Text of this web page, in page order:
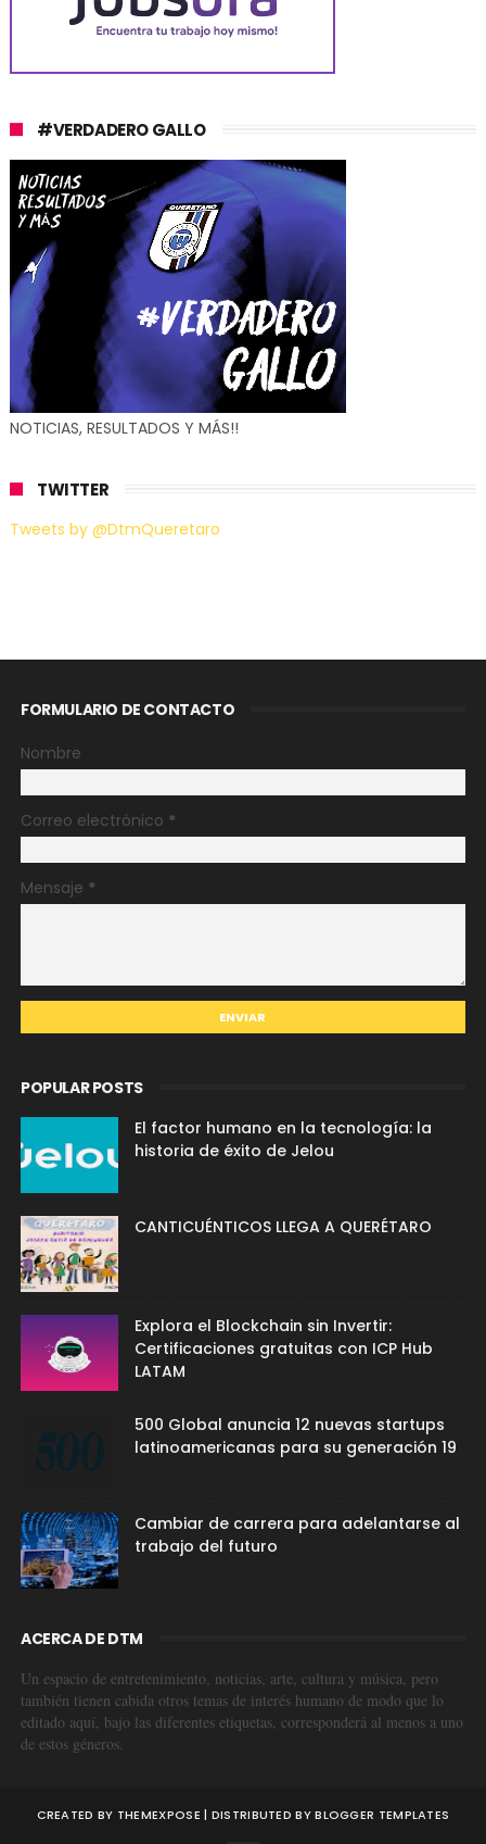
#VERDADERO GALLO
NOTICIAS, RESULTADOS Y MÁS!!
TWITTER
Tweets by @DtmQueretaro
FORMULARIO DE CONTACTO
Nombre
Correo electrónico *
Mensaje *
POPULAR POSTS
El factor humano en la tecnología: la
historia de éxito de Jelou
CANTICUÉNTICOS LLEGA A QUERÉTARO
Explora el Blockchain sin Invertir:
Certificaciones gratuitas con ICP Hub
LATAM
500 Global anuncia 12 nuevas startups
latinoamericanas para su generación 19
Cambiar de carrera para adelantarse al
trabajo del futuro
ACERCA DE DTM
Un espacio de entretenimiento, noticias, arte, cultura y música, pero
también tienen cabida otros temas de interés humano de modo que lo
editado aquí, bajo las diferentes etiquetas, corresponderá al menos a uno
de estos géneros.
CREATED BY THEMEXPOSE | DISTRIBUTED BYBLOGGER TEMPLATES